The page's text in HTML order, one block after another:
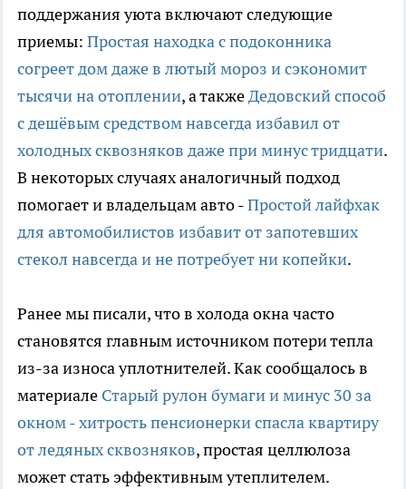
поддержания уюта включают следующие
приемы: Простая находка с подоконника
согреет дом даже в лютый мороз и сэкономит
тысячи на отоплении, а такжеДедовский способ
с дешёвым средством навсегда избавил от
холодных сквозняков даже при минус тридцати.
В некоторых случаях аналогичный подход
помогает и владельцам авто -Простой лайфхак
для автомобилистов избавит от запотевших
стекол навсегда и не потребует ни копейки.
Ранее мы писали, что в холода окна часто
становятся главным источником потери тепла
из-за износа уплотнителей. Как сообщалось в
материале Старый рулон бумаги и минус 30 за
окном - хитрость пенсионерки спасла квартиру
от ледяных сквозняков, простая целлюлоза
может стать эффективным утеплителем.